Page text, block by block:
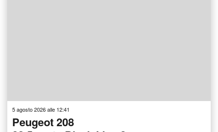
5 agosto 2026 alle 12:41
Peugeot 208